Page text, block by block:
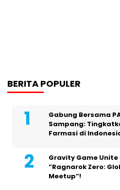
BERITA POPULER
Gabung Bersama
Sampang:
Farmasi di
Gravity Game Unite
“Ragnarok Zero:
Meetup”!